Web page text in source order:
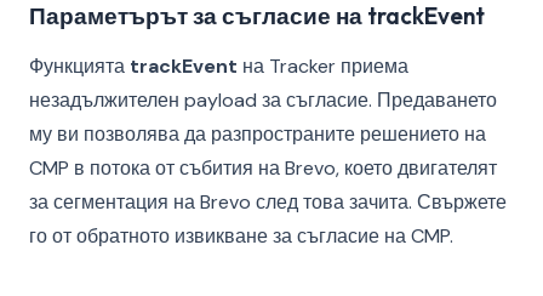
Параметърът за съгласие на trackEvent
Функцията trackEvent на Tracker приема
незадължителен payload за съгласие. Предаването
му ви позволява да разпространите решението на
CMP в потока от събития на Brevo, което двигателят
за сегментация на Brevo след това зачита. Свържете
го от обратното извикване за съгласие на CMP.